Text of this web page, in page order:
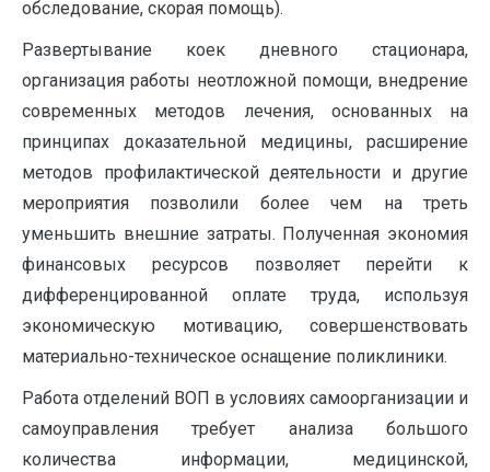
обследование, скорая помощь).
Развертывание коек дневного стационара,
организация работы неотложной помощи, внедрение
современных методов лечения, основанных на
принципах доказательной медицины, расширение
методов профилактической деятельности и другие
мероприятия позволили более чем на треть
уменьшить внешние затраты. Полученная экономия
финансовых ресурсов позволяет перейти к
дифференцированной оплате труда, используя
экономическую мотивацию, совершенствовать
материально-техническое оснащение поликлиники.
Работа отделений ВОП в условиях самоорганизации и
самоуправления требует анализа большого
количества информации, медицинской,